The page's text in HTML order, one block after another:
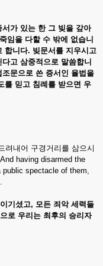
서가 있는 한 그 빚을 갚아
죽임을 다할 수 밖에 없습니
합니다. 빚문서를 지우시고
다고 삼중적으로 말씀합니
조문으로 쓴 증서인 율법을
를 믿고 침례를 받으면 우
려내어 구경거리를 삼으시
having disarmed the
spectacle of them,
이기셨고, 모든 죄악 세력들
로 우리는 최후의 승리자